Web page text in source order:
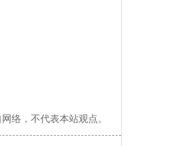
络，不代表本站观点。